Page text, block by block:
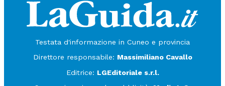
Testata d'informazione in Cuneo e provincia
Direttore responsabile: Massimiliano Cavallo
Editrice: LGEditoriale s.r.l.